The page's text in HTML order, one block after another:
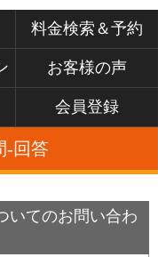
料金検索＆予約
お客様の声
会員登録
-回答
いてのお問い合わ